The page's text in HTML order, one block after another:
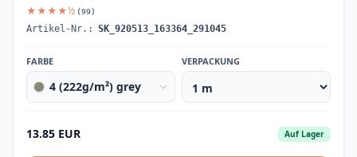
★★★★½ (99)
Artikel-Nr.: SK_920513_163364_291045
FARBE
4 (222g/m²) grey
VERPACKUNG
13.85 EUR Auf Lager